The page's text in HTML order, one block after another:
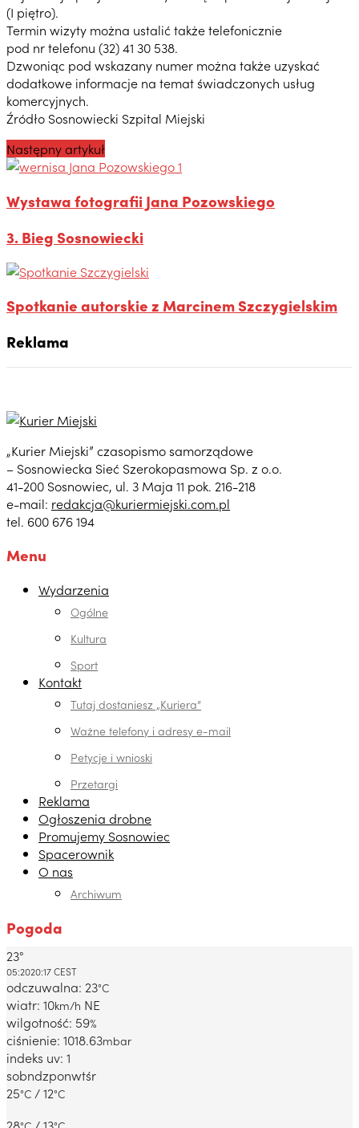
(I piętro).
Termin wizyty można ustalić także telefonicznie
pod nr telefonu (32) 41 30 538.
Dzwoniąc pod wskazany numer można także uzyskać
dodatkowe informacje na temat świadczonych usług
komercyjnych.
Źródło Sosnowiecki Szpital Miejski
Następny artykuł
Wystawa fotografii Jana Pozowskiego
3. Bieg Sosnowiecki
Spotkanie autorskie z Marcinem Szczygielskim
Reklama
„Kurier Miejski” czasopismo samorządowe
– Sosnowiecka Sieć Szerokopasmowa Sp. z o.o.
41-200 Sosnowiec, ul. 3 Maja 11 pok. 216-218
e-mail: redakcja@kuriermiejski.com.pl
tel. 600 676 194
Menu
Wydarzenia
Ogólne
Kultura
Sport
Kontakt
Tutaj dostaniesz „Kuriera”
Ważne telefony i adresy e-mail
Petycje i wnioski
Przetargi
Reklama
Ogłoszenia drobne
Promujemy Sosnowiec
Spacerownik
O nas
Archiwum
Pogoda
Dabrowa Gornicza, PL
23°
05:2020:17 CEST
odczuwalna: 23°C
wiatr: 10km/h NE
wilgotność: 59%
ciśnienie: 1018.63mbar
indeks uv: 1
sobndzponwtśr
25°C / 12°C
28 / 13